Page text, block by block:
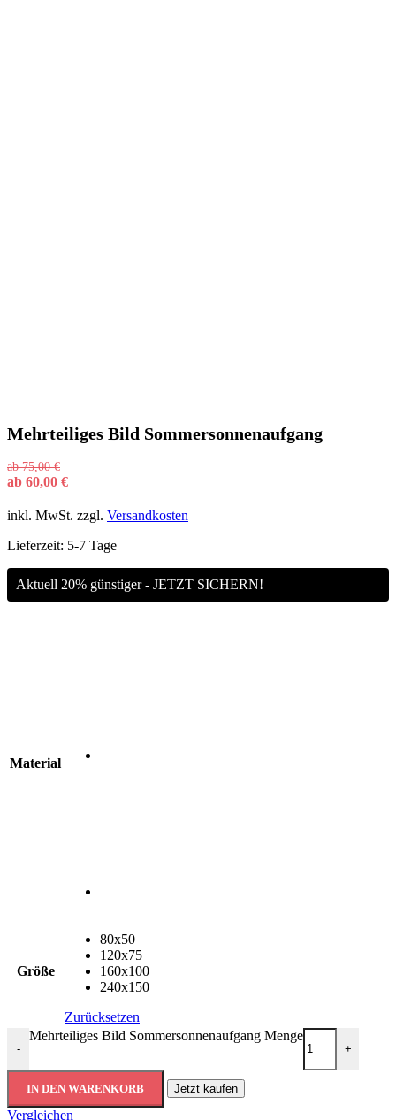
Mehrteiliges Bild Sommersonnenaufgang
ab75,00€
ab 60,00 €
inkl. MwSt. zzgl. Versandkosten
Lieferzeit: 5-7 Tage
Aktuell 20% günstiger - JETZT SICHERN!
Material
Größe
80x50
120x75
160x100
240x150
Zurücksetzen
-
Mehrteiliges Bild Sommersonnenaufgang Menge
+
IN DEN WARENKORB Jetzt kaufen
Vergleichen